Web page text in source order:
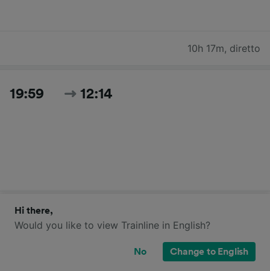
10h 17m, diretto
19:59 12:14
Cerca tutti gli orari e i prezzi per oggi
Hi there,
Would you like to view Trainline in English?
No Change to English